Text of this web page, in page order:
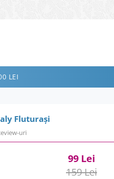
LEI
Fluturaşi
uri
99 Lei
159 Lei